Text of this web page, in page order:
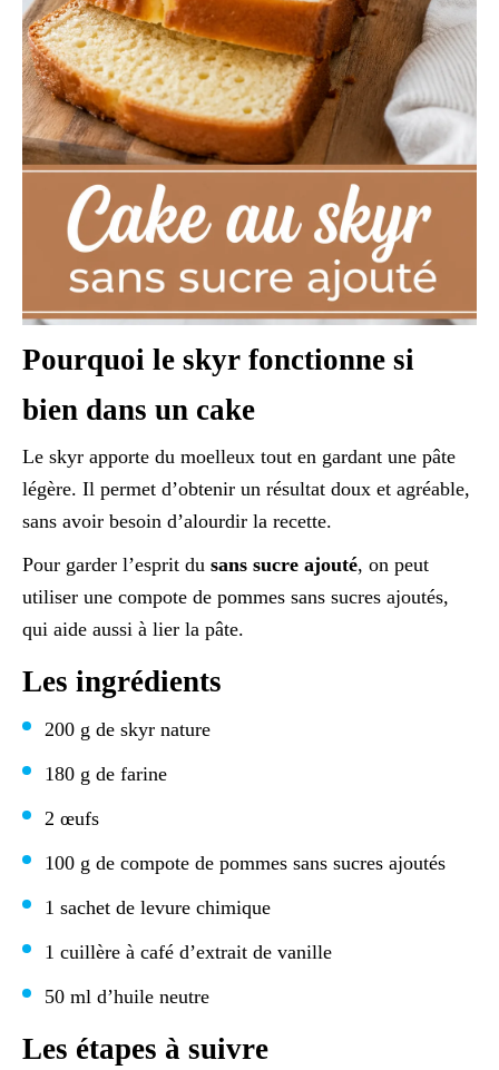
Pourquoi le skyr fonctionne si
bien dans un cake
Le skyr apporte du moelleux tout en gardant une pâte
légère. Il permet d’obtenir un résultat doux et agréable,
sans avoir besoin d’alourdir la recette.
Pour garder l’esprit du sans sucre ajouté, on peut
utiliser une compote de pommes sans sucres ajoutés,
qui aide aussi à lier la pâte.
Les ingrédients
200 g de skyr nature
180 g de farine
2 œufs
100 g de compote de pommes sans sucres ajoutés
1 sachet de levure chimique
1 cuillère à café d’extrait de vanille
50 ml d’huile neutre
Les étapes à suivre